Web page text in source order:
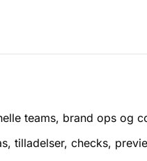
teams, brand ops og
tilladelser, checks,